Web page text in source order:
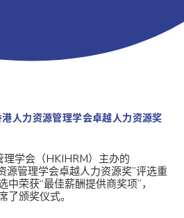
人力资源管理学会卓越人力资源奖
学会（HKIHRM）主办的
源管理学会卓越人力资源奖”评选重
荣获“最佳薪酬提供商奖项”，
了颁奖仪式。